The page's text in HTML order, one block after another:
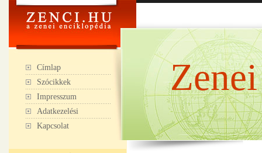
Címlap
Szócikkek
Impresszum
Adatkezelési
Kapcsolat